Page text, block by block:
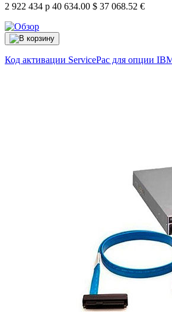
2 922 434 р 40 634.00 $ 37 068.52 €
Код активации ServicePac для опции